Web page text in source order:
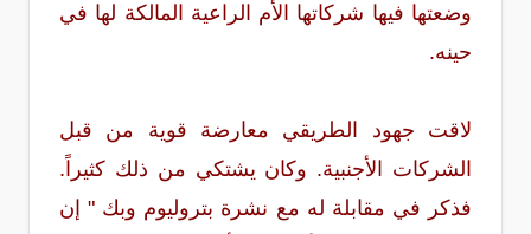
وضعتها فيها شركاتها الأم الراعية المالكة لها في
حينه.
لاقت جهود الطريقي معارضة قوية من قبل
الشركات الأجنبية. وكان يشتكي من ذلك كثيراً.
فذكر في مقابلة له مع نشرة بتروليوم وبك " إن